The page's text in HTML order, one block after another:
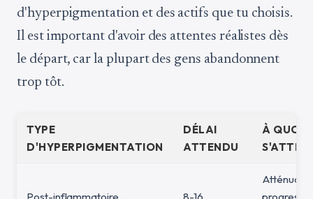
d'hyperpigmentation et des actifs que tu choisis.
Il est important d'avoir des attentes réalistes dès
le départ, car la plupart des gens abandonnent
trop tôt.
TYPE
D'HYPERPIGMENTATION
DÉLAI
ATTENDU
À QUOI